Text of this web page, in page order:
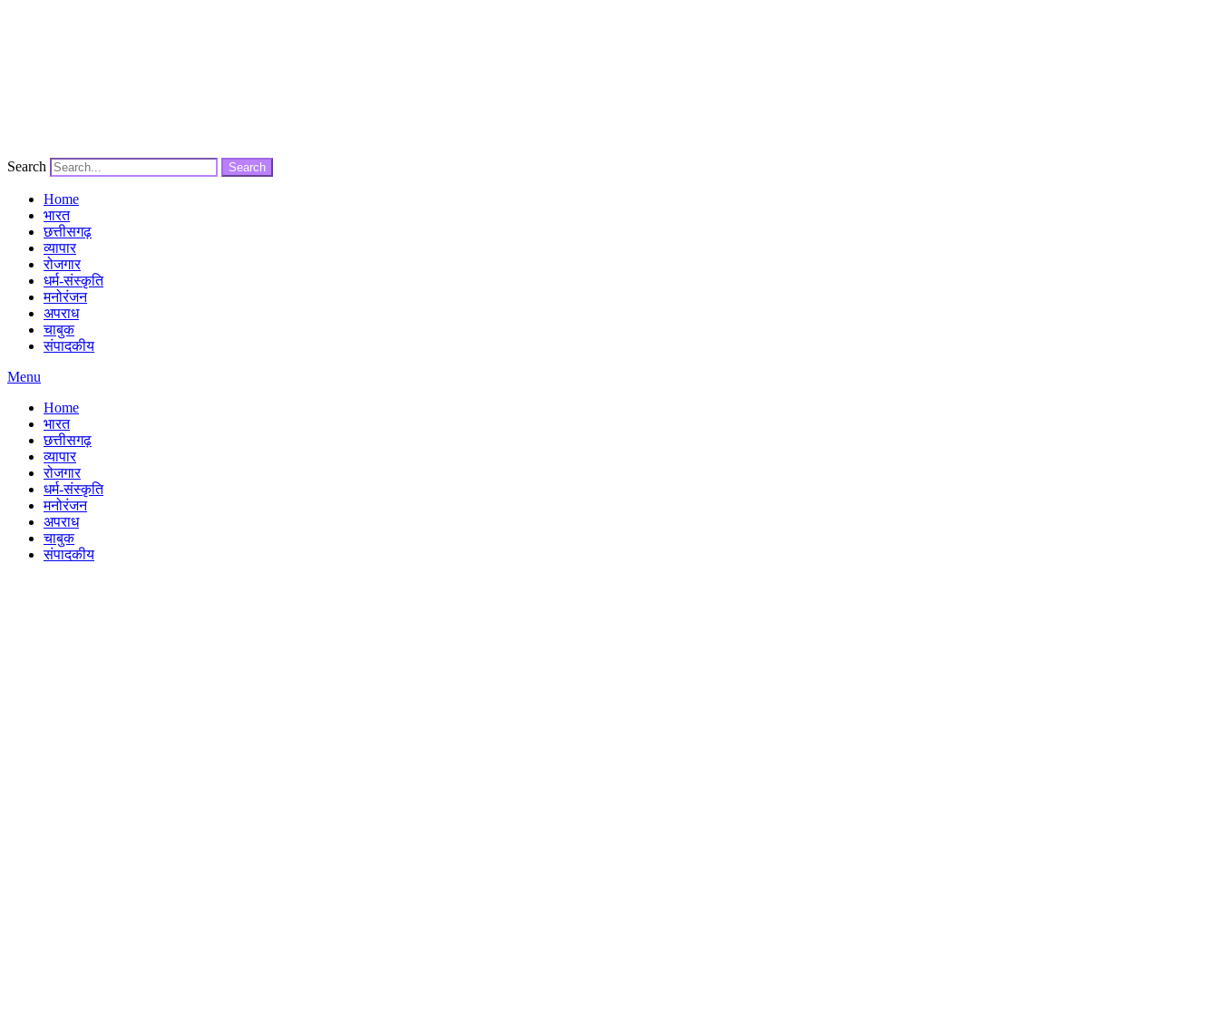
Search Search
Home
भारत
छत्तीसगढ़
व्यापार
रोजगार
धर्म-संस्कृति
मनोरंजन
अपराध
चाबुक
संपादकीय
Menu
Home
भारत
छत्तीसगढ़
व्यापार
रोजगार
धर्म-संस्कृति
मनोरंजन
अपराध
चाबुक
संपादकीय